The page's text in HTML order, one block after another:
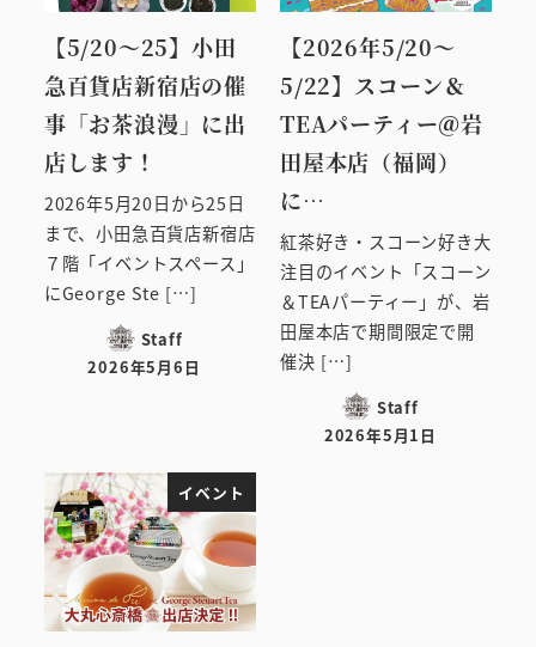
【5/20～25】小田
急百貨店新宿店の催
事「お茶浪漫」に出
店します！
2026年5月20日から25日
まで、小田急百貨店新宿店
７階「イベントスペース」
にGeorge Ste […]
Staff
投稿日
2026年5月6日
【2026年5/20～
5/22】スコーン＆
TEAパーティー＠岩
田屋本店（福岡）
に…
紅茶好き・スコーン好き大
注目のイベント「スコーン
＆TEAパーティー」が、岩
田屋本店で期間限定で開
催決 […]
Staff
投稿日
2026年5月1日
イベント